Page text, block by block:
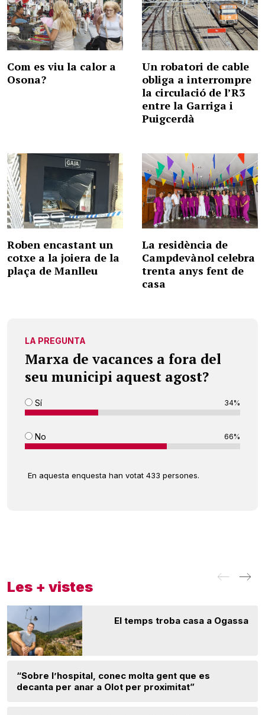
Com es viu la calor a
Osona?
Un robatori de cable
obliga a interrompre
la circulació de l’R3
entre la Garriga i
Puigcerdà
Roben encastant un
cotxe a la joiera de la
plaça de Manlleu
La residència de
Campdevànol celebra
trenta anys fent de
casa
LA PREGUNTA
Marxa de vacances a fora del
seu municipi aquest agost?
Sí 34%
No 66%
En aquesta enquesta han votat 433 persones.
Les + vistes
El temps troba casa a Ogassa
“Sobre l’hospital, conec molta gent que es
decanta per anar a Olot per proximitat”